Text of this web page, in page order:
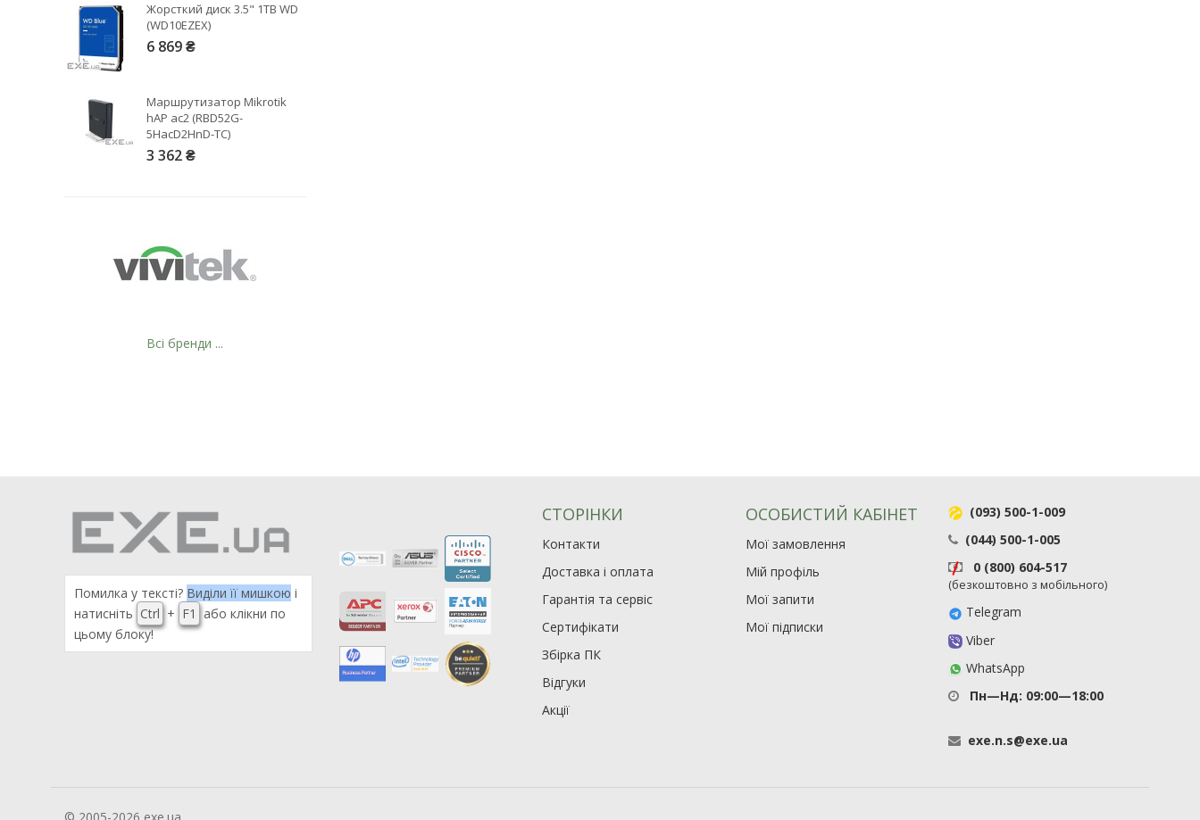
Жорсткий диск 3.5" 1TB WD
(WD10EZEX)
6 869 ₴
Маршрутизатор Mikrotik
hAP ac2 (RBD52G-
5HacD2HnD-TC)
3 362 ₴
Всі бренди ...
Помилка у тексті? Виділи її мишкою і
натисніть Ctrl + F1
або клікни по
цьому блоку!
СТОРІНКИ
Контакти
Доставка і оплата
Гарантія та сервіс
Сертифікати
Збірка ПК
Відгуки
Акції
ОСОБИСТИЙ КАБІНЕТ
Мої замовлення
Мій профіль
Мої запити
Мої підписки
(093) 500-1-009
(044) 500-1-005
0 (800) 604-517
(безкоштовно з мобільного)
Telegram
Viber
WhatsApp
Пн—Нд: 09:00—18:00
exe.n.s@exe.ua